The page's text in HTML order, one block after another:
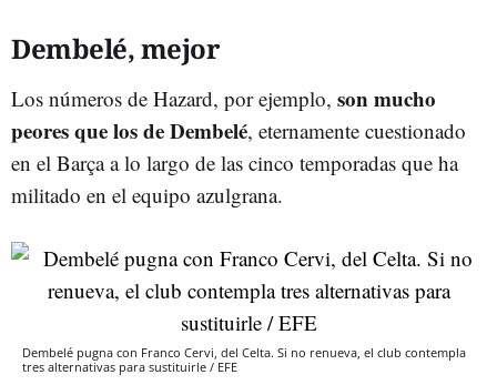
Dembelé, mejor
Los números de Hazard, por ejemplo, son mucho
peores que los de Dembelé, eternamente cuestionado
en el Barça a lo largo de las cinco temporadas que ha
militado en el equipo azulgrana.
Dembelé pugna con Franco Cervi, del Celta. Si no renueva, el club contempla
tres alternativas para sustituirle / EFE